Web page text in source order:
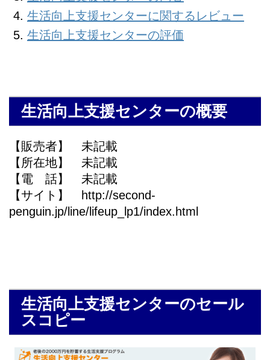
生活向上支援センターに関するレビュー
生活向上支援センターの評価
生活向上支援センターの概要
【販売者】 未記載
【所在地】 未記載
【電 話】 未記載
【サイト】 http://second-
penguin.jp/line/lifeup_lp1/index.html
生活向上支援センターのセール
スコピー